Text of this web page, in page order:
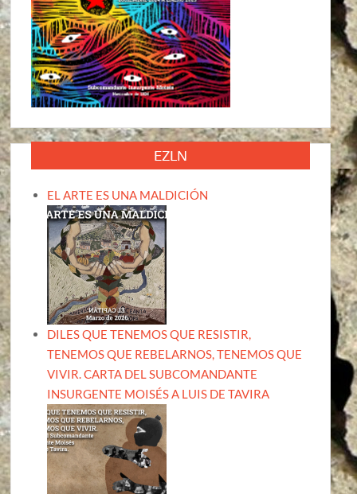
EZLN
EL ARTE ES UNA MALDICIÓN
DILES QUE TENEMOS QUE RESISTIR,
TENEMOS QUE REBELARNOS, TENEMOS QUE
VIVIR. CARTA DEL SUBCOMANDANTE
INSURGENTE MOISÉS A LUIS DE TAVIRA